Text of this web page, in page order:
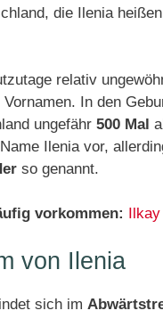
die Ilenia
relativ
In den
ungefähr 500 Mal
Ilenia vor,
so genannt.
vorkommen: Ilkay
von Ilenia
sich im